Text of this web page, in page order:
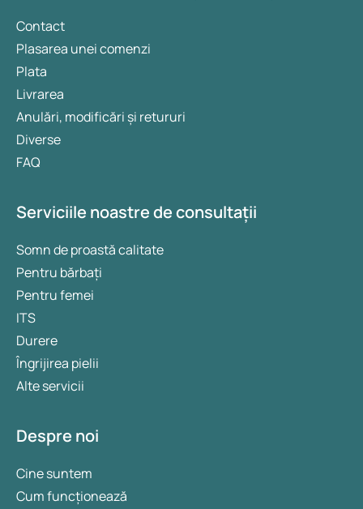
Contact
Plasarea unei comenzi
Plata
Livrarea
Anulări, modificări și retururi
Diverse
FAQ
Serviciile noastre de consultații
Somn de proastă calitate
Pentru bărbați
Pentru femei
ITS
Durere
Îngrijirea pielii
Alte servicii
Despre noi
Cine suntem
Cum funcționează